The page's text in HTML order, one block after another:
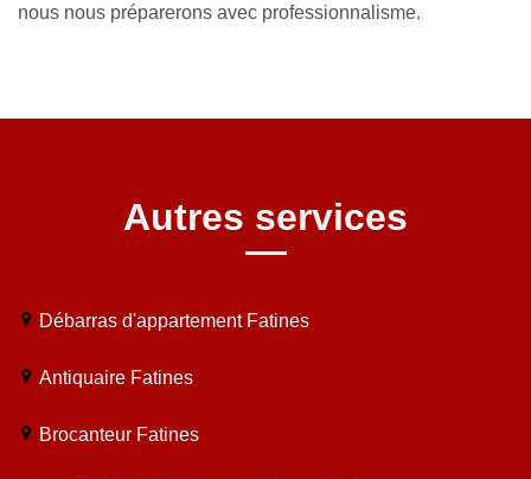
nous nous préparerons avec professionnalisme.
Autres services
Débarras d'appartement Fatines
Antiquaire Fatines
Brocanteur Fatines